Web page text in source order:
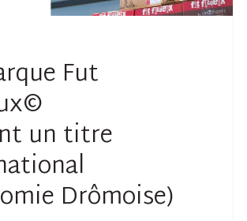
Fut
un titre
Drômoise)